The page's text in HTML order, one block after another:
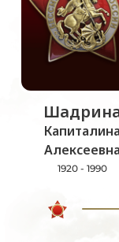
Капиталина
Алексеевна
1920 - 1990